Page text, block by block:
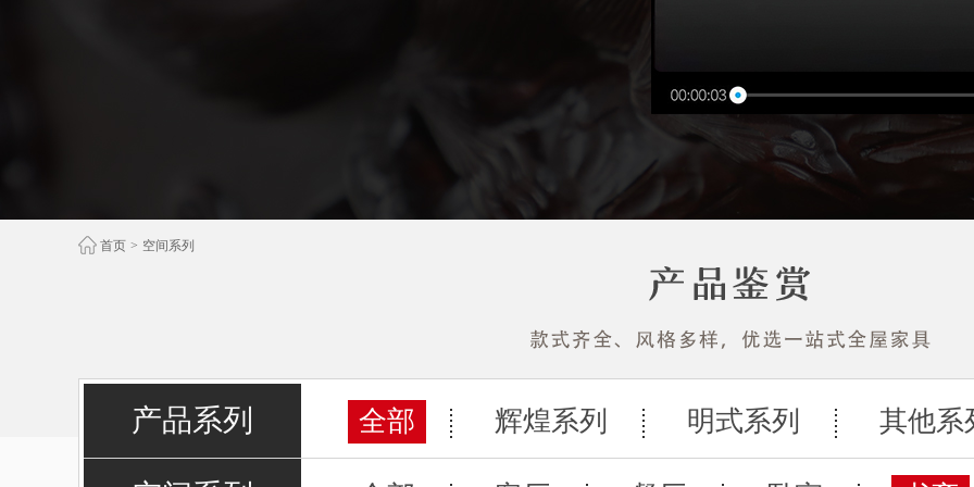
首页 > 空间系列
产品系列 全部 辉煌系列 明式系列 其他系